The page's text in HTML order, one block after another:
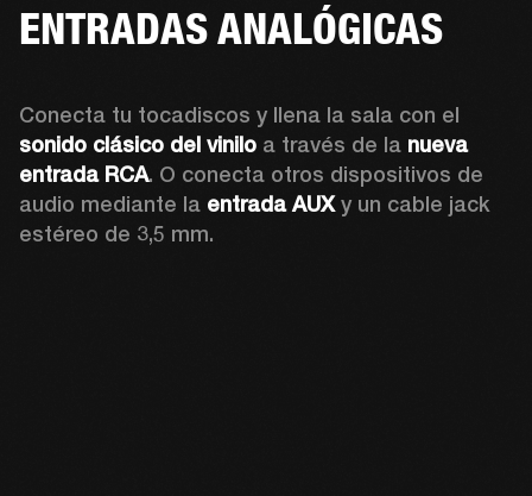
ENTRADAS ANALÓGICAS
sonido clásico del vinilo a través de la nueva
entrada RCA. O conecta otros dispositivos de
audio mediante la entrada AUX y un cable jack
estéreo de 3,5 mm.